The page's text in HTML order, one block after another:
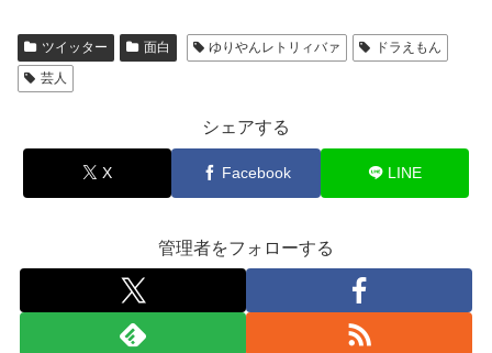
ツイッター 面白 ゆりやんレトリィバァ
ドラえもん
芸人
シェアする
X Facebook LINE
管理者をフォローする